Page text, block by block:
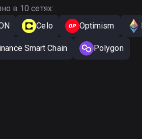
в 10 сетях:
Celo Optimism
Smart Chain Polygon